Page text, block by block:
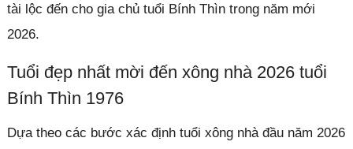
tài lộc đến cho gia chủ tuổi Bính Thìn trong năm mới
2026.
Tuổi đẹp nhất mời đến xông nhà 2026 tuổi
Bính Thìn 1976
Dựa theo các bước xác định tuổi xông nhà đầu năm 2026